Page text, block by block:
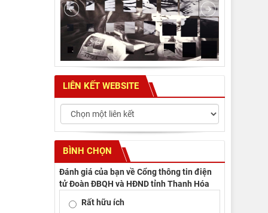
LIÊN KẾT WEBSITE
BÌNH CHỌN
Đánh giá của bạn về Cổng thông tin điện
tử Đoàn ĐBQH và HĐND tỉnh Thanh Hóa
Rất hữu ích